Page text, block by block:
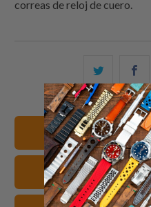
correas de reloj de cuero.
Comparte
esto
en
Twitter
Ver todas las
Goma Correas